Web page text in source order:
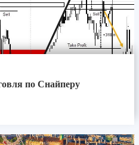
по Снайперу